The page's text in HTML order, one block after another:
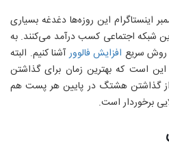
اینستاگرام این روزه‌ها دغدغه بسیاری
شبکه اجتماعی کسب درآمد می‌کنند. به
روش سریع افزایش فالوورآشنا کنیم. البته
است که بهترین زمان برای گذاشتن
از گذاشتن هشتگ در پایین هر پست هم
برخوردار است.